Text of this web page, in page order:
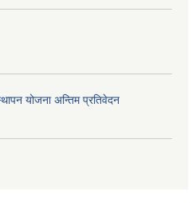
योजना अन्तिम प्रतिवेदन